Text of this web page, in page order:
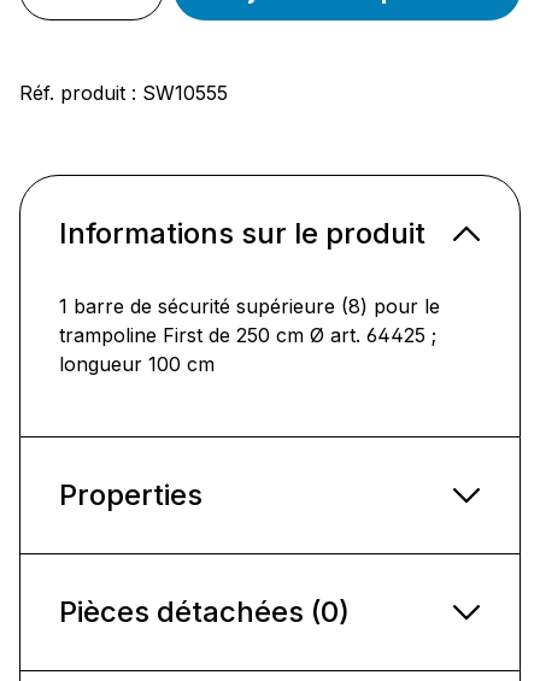
Réf. produit : SW10555
Informations sur le produit
1 barre de sécurité supérieure (8) pour le
trampoline First de 250 cm Ø art. 64425 ;
longueur 100 cm
Properties
Pièces détachées (0)